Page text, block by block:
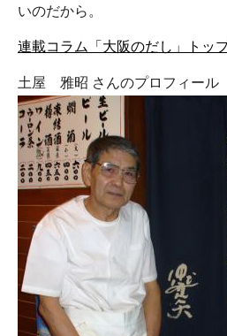
いのだから。
連載コラム「大阪のだし」トッ
土屋 雅昭 さんのプロフィール